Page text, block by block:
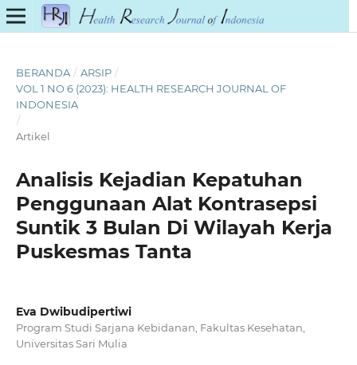
BERANDA / ARSIP /
VOL 1 NO 6 (2023): HEALTH RESEARCH JOURNAL OF
INDONESIA
/
Artikel
Analisis Kejadian Kepatuhan
Penggunaan Alat Kontrasepsi
Suntik 3 Bulan Di Wilayah Kerja
Puskesmas Tanta
Eva Dwibudipertiwi
Program Studi Sarjana Kebidanan, Fakultas Kesehatan,
Universitas Sari Mulia